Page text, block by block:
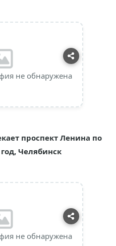
не обнаружена
проспект Ленина по
Челябинск
не обнаружена